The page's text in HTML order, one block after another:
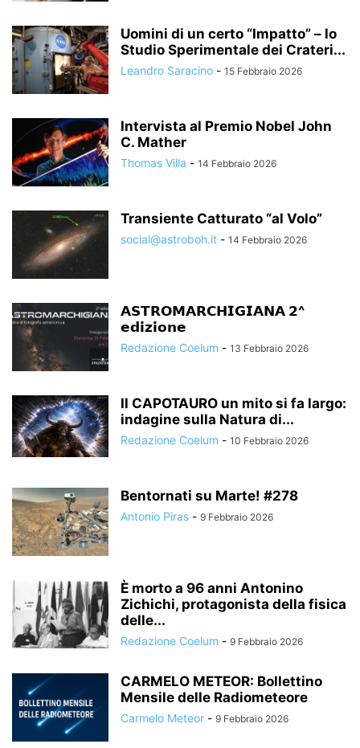
Uomini di un certo “Impatto” – lo
Studio Sperimentale dei Crateri...
Leandro Saracino - 15 Febbraio 2026
Intervista al Premio Nobel John
C. Mather
Thomas Villa - 14 Febbraio 2026
Transiente Catturato “al Volo”
social@astroboh.it - 14 Febbraio 2026
𝗔𝗦𝗧𝗥𝗢𝗠𝗔𝗥𝗖𝗛𝗜𝗚𝗜𝗔𝗡𝗔 𝟮^
𝗲𝗱𝗶𝘇𝗶𝗼𝗻𝗲
Redazione Coelum - 13 Febbraio 2026
Il CAPOTAURO un mito si fa largo:
indagine sulla Natura di...
Redazione Coelum - 10 Febbraio 2026
Bentornati su Marte! #278
Antonio Piras - 9 Febbraio 2026
È morto a 96 anni Antonino
Zichichi, protagonista della fisica
delle...
Redazione Coelum - 9 Febbraio 2026
CARMELO METEOR: Bollettino
Mensile delle Radiometeore
Carmelo Meteor - 9 Febbraio 2026